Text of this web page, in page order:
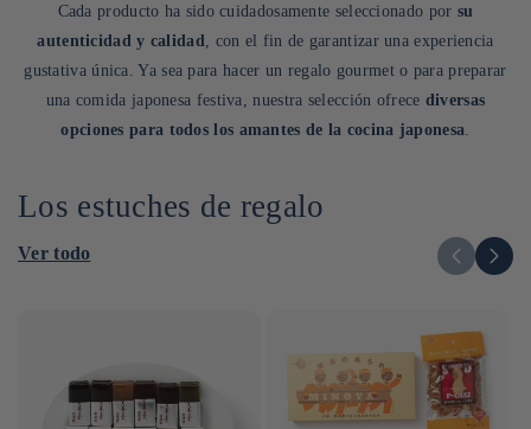
Cada producto ha sido cuidadosamente seleccionado por su
autenticidad y calidad, con el fin de garantizar una experiencia
gustativa única. Ya sea para hacer un regalo gourmet o para preparar
una comida japonesa festiva, nuestra selección ofrece diversas
opciones para todos los amantes de la cocina japonesa.
Los estuches de regalo
Ver todo